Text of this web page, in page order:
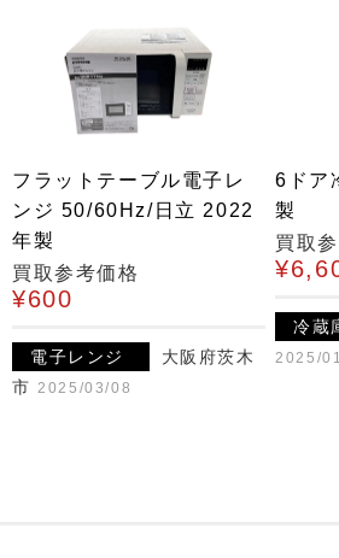
フラットテーブル電子レ
ンジ 50/60Hz/日立 2022
年製
買取参考価格
¥600
電子レンジ
大阪府茨木
市 2025/03/08
6ドア
製
買取
冷蔵
2025/